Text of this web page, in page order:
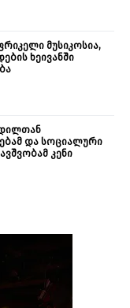
მუსიკოსია,
ხეივანში
და სოციალური
კენი